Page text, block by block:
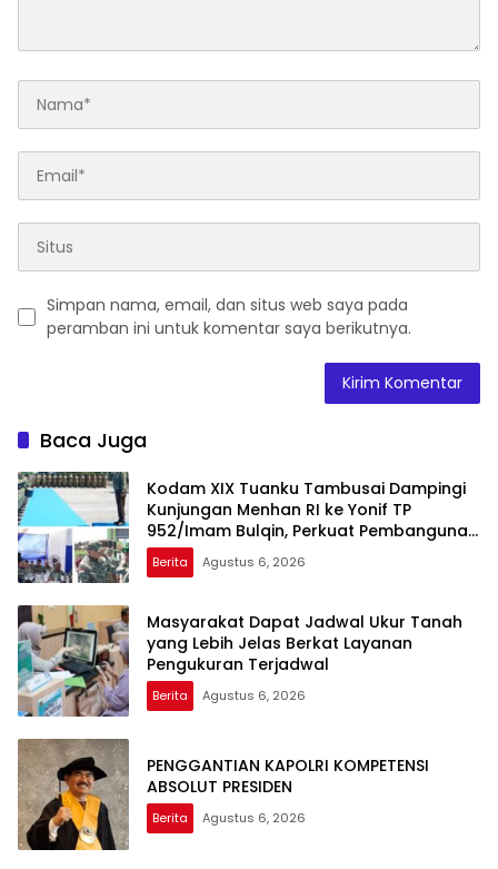
Simpan nama, email, dan situs web saya pada
peramban ini untuk komentar saya berikutnya.
Baca Juga
Kodam XIX Tuanku Tambusai Dampingi
Kunjungan Menhan RI ke Yonif TP
952/Imam Bulqin, Perkuat Pembangunan
Satuan
Berita Agustus 6, 2026
Masyarakat Dapat Jadwal Ukur Tanah
yang Lebih Jelas Berkat Layanan
Pengukuran Terjadwal
Berita Agustus 6, 2026
PENGGANTIAN KAPOLRI KOMPETENSI
ABSOLUT PRESIDEN
Berita Agustus 6, 2026